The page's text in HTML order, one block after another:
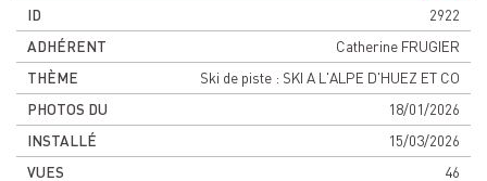
2922
Catherine FRUGIER
Ski de piste : SKI A L'ALPE D'HUEZ ET CO
18/01/2026
15/03/2026
46